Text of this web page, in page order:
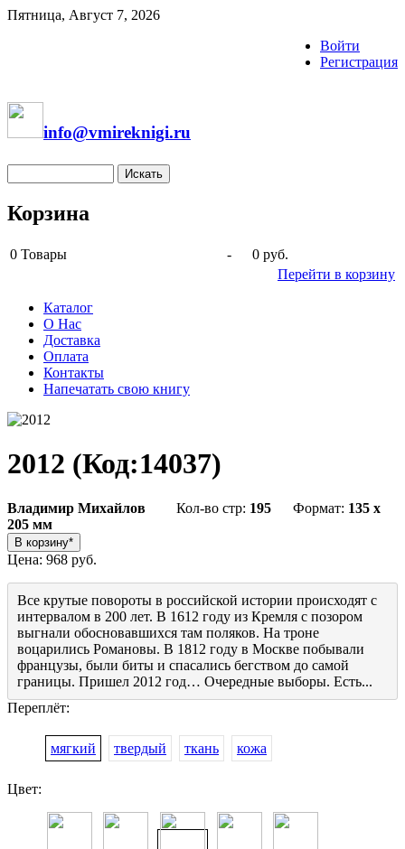
Пятница, Август 7, 2026
Войти
Регистрация
info@vmireknigi.ru
Корзина
0 Товары -
0 руб.
Перейти в корзину
Каталог
О Нас
Доставка
Оплата
Контакты
Напечатать свою книгу
2012 (Код:14037)
Владимир Михайлов Кол-во стр: 195 Формат: 135 x
205 мм
Цена: 968 руб.
Все крутые повороты в российской истории происходят с
интервалом в 200 лет. В 1612 году из Кремля с позором
выгнали обосновавшихся там поляков. На троне
воцарились Романовы. В 1812 году в Москве побывали
французы, были биты и спасались бегством до самой
границы. Пришел 2012 год… Очередные выборы. Есть...
Переплёт:
мягкий твердый ткань кожа
Цвет: